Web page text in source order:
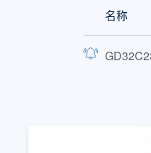
名称